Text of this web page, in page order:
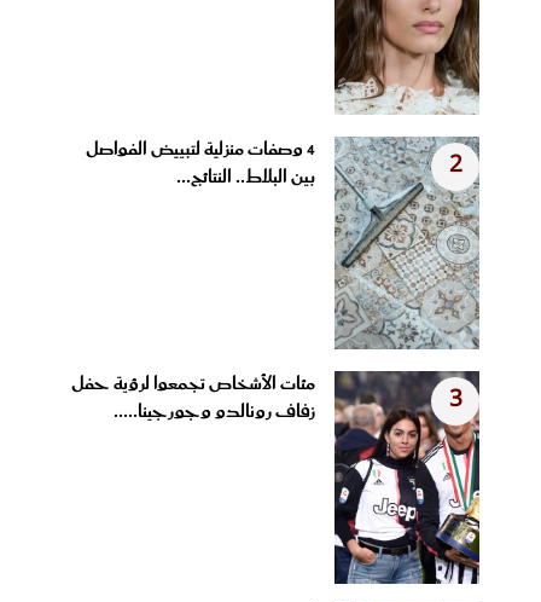
2
4 وصفات منزلية لتبييض الفواصل
بين البلاط.. النتائج...
3
مئات الأشخاص تجمعوا لرؤية حفل
زفاف رونالدو وجورجينا.....